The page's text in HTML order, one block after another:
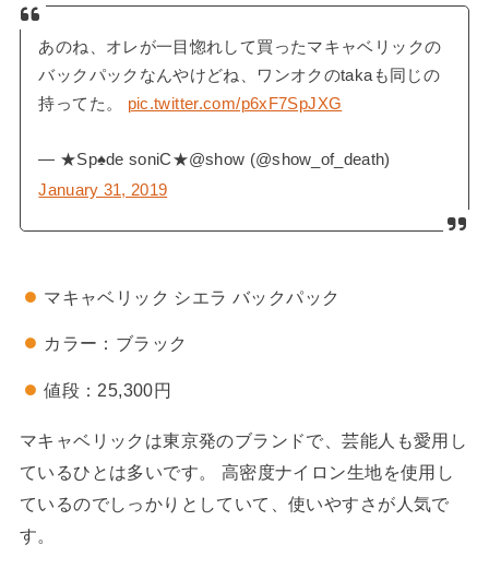
あのね、オレが一目惚れして買ったマキャベリックの
バックパックなんやけどね、ワンオクのtakaも同じの
持ってた。 pic.twitter.com/p6xF7SpJXG
— ★Sp♠︎de soniC★@show (@show_of_death)
January 31, 2019
マキャベリック シエラ バックパック
カラー：ブラック
値段：25,300円
マキャベリックは東京発のブランドで、芸能人も愛用し
ているひとは多いです。 高密度ナイロン生地を使用し
ているのでしっかりとしていて、使いやすさが人気で
す。